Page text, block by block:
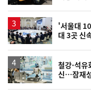
'서울대
대 3곳 신
철강·석유
신…잠재